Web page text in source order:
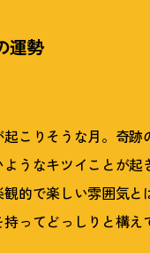
運勢
こりそうな月。奇
うなキツイことが
的で楽しい雰囲気
ってどっしりと構え